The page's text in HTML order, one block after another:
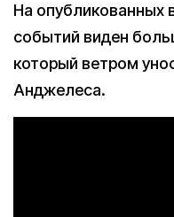
На опубликованных
событий виден
который ветром
Анджелеса.